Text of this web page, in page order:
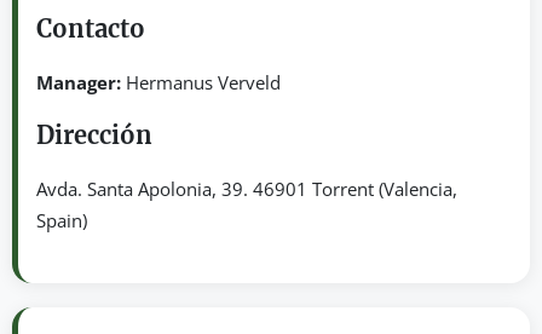
Contacto
Manager: Hermanus Verveld
Dirección
Avda. Santa Apolonia, 39. 46901 Torrent (Valencia,
Spain)